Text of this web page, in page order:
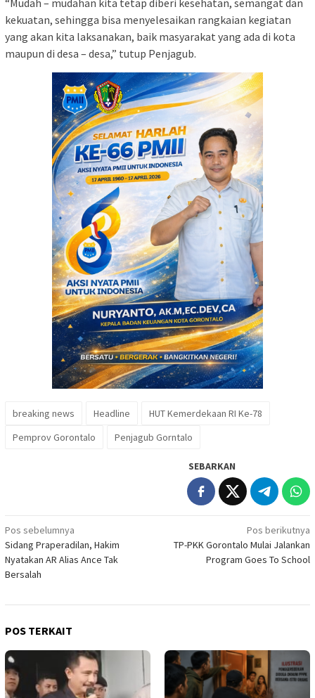
kekuatan, sehingga bisa menyelesaikan rangkaian kegiatan
yang akan kita laksanakan, baik masyarakat yang ada di kota
maupun di desa – desa,” tutup Penjagub.
breaking news Headline
HUT Kemerdekaan RI Ke-78
Pemprov Gorontalo
Penjagub Gorntalo
SEBARKAN
Navigasi
pos
Pos sebelumnya
Sidang Praperadilan, Hakim
Nyatakan AR Alias Ance Tak
Bersalah
Pos berikutnya
TP-PKK Gorontalo Mulai Jalankan
Program Goes To School
POS TERKAIT